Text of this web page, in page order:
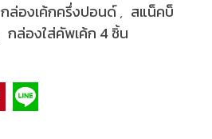
กล่องเค้กครึ่งปอนด์, สแน็คบ็
กล่องใส่คัพเค้ก 4 ชิ้น